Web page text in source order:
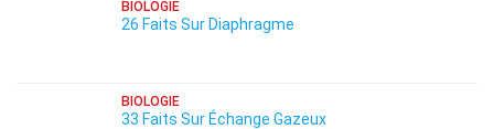
BIOLOGIE
26 Faits Sur Diaphragme
BIOLOGIE
33 Faits Sur Échange Gazeux